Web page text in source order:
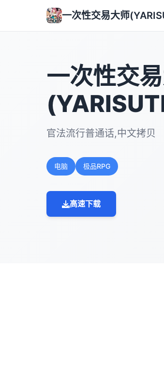
一次性交易大师
一次性交
官法流行普通话,中文拷贝
电脑 极品RPG
高速下载